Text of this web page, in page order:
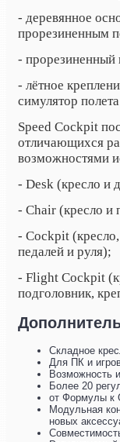
- деревянное
прорезиненным
- прорезиненный
- лётное
симулятор
Speed​​ Cockpit
отличающихся
возможностями
- Desk (кресло и
- Chair (кресло и
- Cockpit
педалей и руля);
- Flight Cockpit
подголовник,
Складное
Для ПК и
Возможность
Более 20
от Формулы к
Модульная
новых